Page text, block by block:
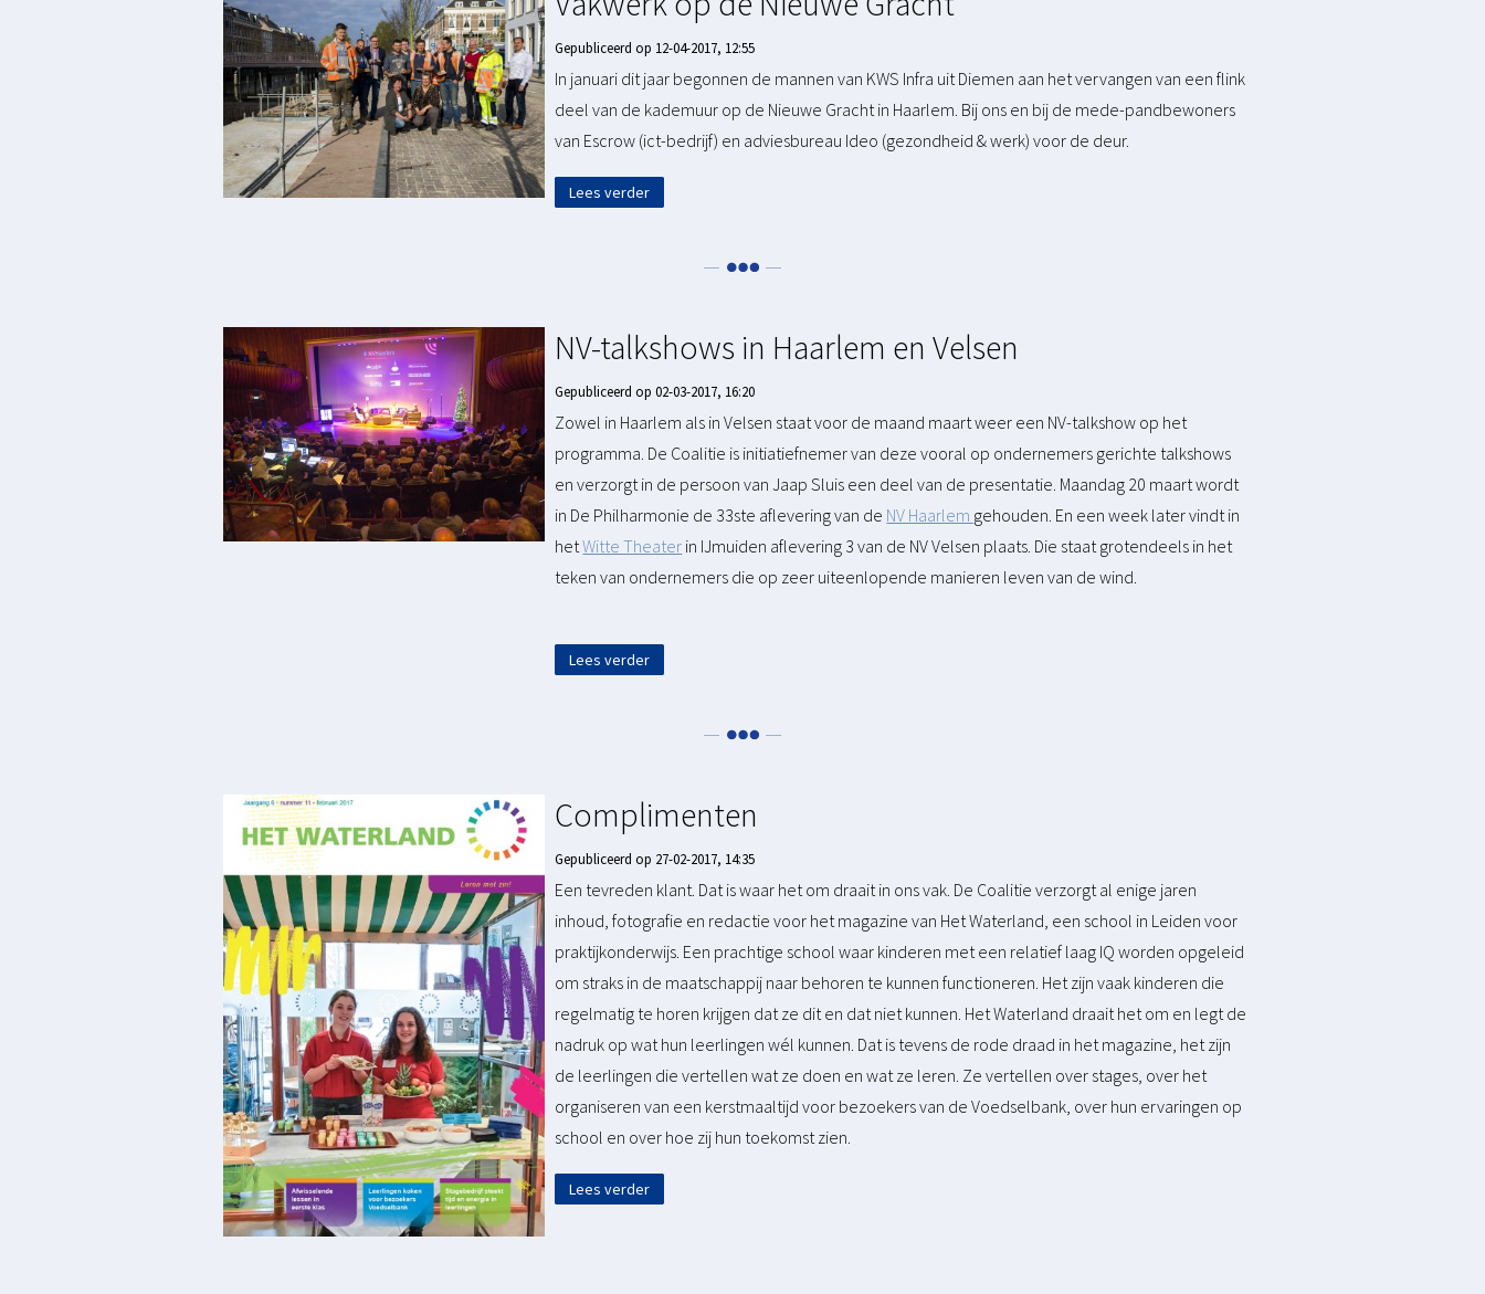
Gepubliceerd op 12-04-2017, 12:55
In januari dit jaar begonnen de mannen van KWS Infra uit Diemen aan het vervangen van een flink
deel van de kademuur op de Nieuwe Gracht in Haarlem. Bij ons en bij de mede-pandbewoners
van Escrow (ict-bedrijf) en adviesbureau Ideo (gezondheid & werk) voor de deur.
Lees verder
NV-talkshows in Haarlem en Velsen
Gepubliceerd op 02-03-2017, 16:20
Zowel in Haarlem als in Velsen staat voor de maand maart weer een NV-talkshow op het
programma. De Coalitie is initiatiefnemer van deze vooral op ondernemers gerichte talkshows
en verzorgt in de persoon van Jaap Sluis een deel van de presentatie. Maandag 20 maart wordt
in De Philharmonie de 33ste aflevering van de NV Haarlem gehouden. En een week later vindt in
hetWitte Theater in IJmuiden aflevering 3 van de NV Velsen plaats. Die staat grotendeels in het
teken van ondernemers die op zeer uiteenlopende manieren leven van de wind.
Lees verder
Complimenten
Gepubliceerd op 27-02-2017, 14:35
Een tevreden klant. Dat is waar het om draait in ons vak. De Coalitie verzorgt al enige jaren
inhoud, fotografie en redactie voor het magazine van Het Waterland, een school in Leiden voor
praktijkonderwijs. Een prachtige school waar kinderen met een relatief laag IQ worden opgeleid
om straks in de maatschappij naar behoren te kunnen functioneren. Het zijn vaak kinderen die
regelmatig te horen krijgen dat ze dit en dat niet kunnen. Het Waterland draait het om en legt de
nadruk op wat hun leerlingen wél kunnen. Dat is tevens de rode draad in het magazine, het zijn
de leerlingen die vertellen wat ze doen en wat ze leren. Ze vertellen over stages, over het
organiseren van een kerstmaaltijd voor bezoekers van de Voedselbank, over hun ervaringen op
school en over hoe zij hun toekomst zien.
Lees verder